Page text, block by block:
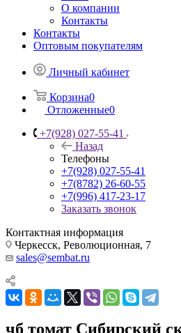
О компании
Контакты
Контакты
Оптовым покупателям
Личный кабинет
Корзина0
Отложенные0
+7(928) 027-55-41
Назад
Телефоны
+7(928) 027-55-41
+7(8782) 26-60-55
+7(996) 417-23-17
Заказать звонок
Контактная информация
Черкесск, Революционная, 7
sales@sembat.ru
чб томат Сибирский